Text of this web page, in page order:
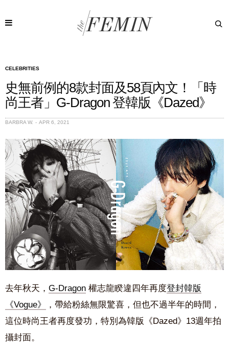
CELEBRITIES
史無前例的8款封面及58頁內文！「時
尚王者」G-Dragon 登韓版《Dazed》
BARBRA W. APR 6, 2021
去年秋天， G-Dragon 權志龍睽違四年再度登封韓版
《Vogue》
，帶給粉絲無限驚喜，但也不過半年的時間，
這位時尚王者再度發功，特別為韓版《Dazed》13週年拍
攝封面。